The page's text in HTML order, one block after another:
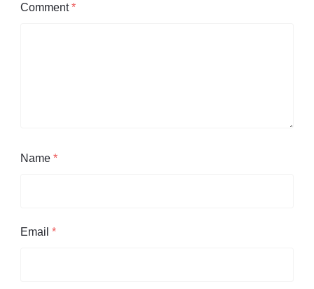
Comment*
Name *
Email *